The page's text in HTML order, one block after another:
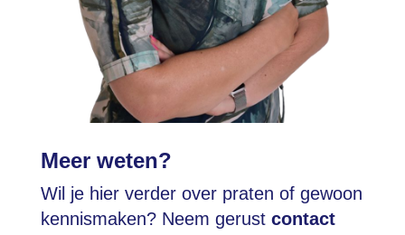
Meer weten?
Wil je hier verder over praten of gewoon
kennismaken? Neem gerust contact